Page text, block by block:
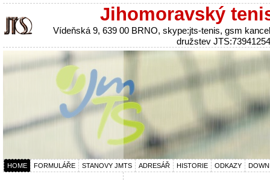
Jihomoravský
Vídeňská 9, 639 00 BRNO, skype:jts-tenis, gsm
družstev
HOME FORMULÁŘE STANOVY JMTS ADRESÁŘ HISTORIE ODKAZY